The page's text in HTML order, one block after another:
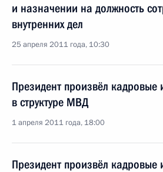
и назначении на должность
внутренних дел
25 апреля 2011 года, 10:30
Президент произвёл кадровые
в структуре МВД
1 апреля 2011 года, 18:00
Президент произвёл кадровые